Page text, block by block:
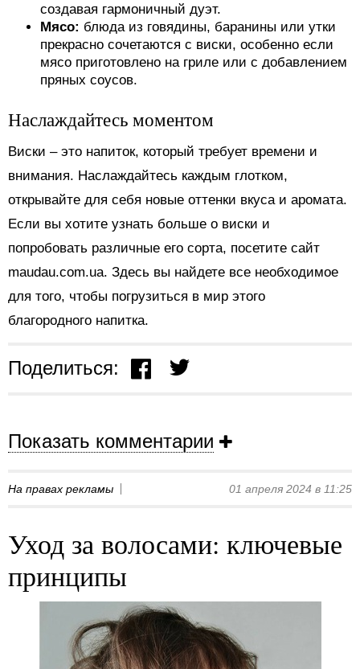
создавая гармоничный дуэт.
Мясо: блюда из говядины, баранины или утки
прекрасно сочетаются с виски, особенно если
мясо приготовлено на гриле или с добавлением
пряных соусов.
Наслаждайтесь моментом
Виски – это напиток, который требует времени и
внимания. Наслаждайтесь каждым глотком,
открывайте для себя новые оттенки вкуса и аромата.
Если вы хотите узнать больше о виски и
попробовать различные его сорта, посетите сайт
maudau.com.ua. Здесь вы найдете все необходимое
для того, чтобы погрузиться в мир этого
благородного напитка.
Поделиться:
Показать комментарии
На правах рекламы 01 апреля 2024 в 11:25
Уход за волосами: ключевые
принципы